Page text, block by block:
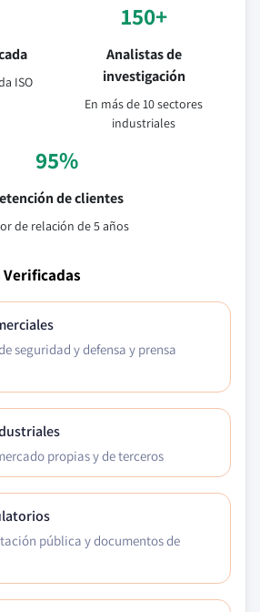
ISO
150+
Analistas de
investigación
En más de 10 sectores
industriales
95%
de clientes
de relación de 5 años
Verificadas
seguridad y defensa y prensa
propias y de terceros
pública y documentos de